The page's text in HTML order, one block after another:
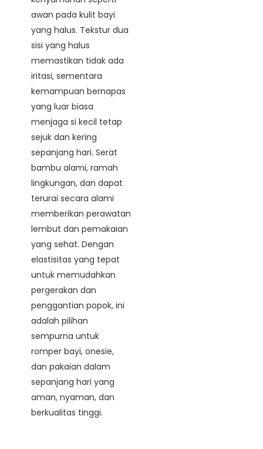
awan pada kulit bayi
yang halus. Tekstur dua
sisi yang halus
memastikan tidak ada
iritasi, sementara
kemampuan bernapas
yang luar biasa
menjaga si kecil tetap
sejuk dan kering
sepanjang hari. Serat
bambu alami, ramah
lingkungan, dan dapat
terurai secara alami
memberikan perawatan
lembut dan pemakaian
yang sehat. Dengan
elastisitas yang tepat
untuk memudahkan
pergerakan dan
penggantian popok, ini
adalah pilihan
sempurna untuk
romper bayi, onesie,
dan pakaian dalam
sepanjang hari yang
aman, nyaman, dan
berkualitas tinggi.